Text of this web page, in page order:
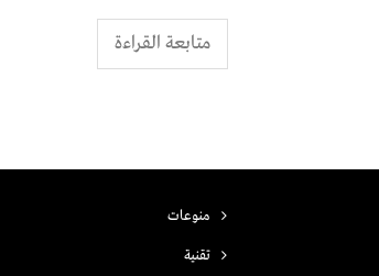
متابعة القراءة
منوعات
تقنية